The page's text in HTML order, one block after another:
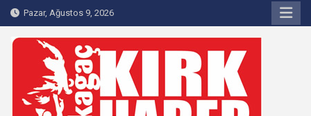
Skip
to
content
Pazar, Ağustos 9, 2026